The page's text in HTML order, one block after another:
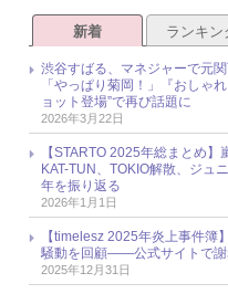
新着 ランキン
渋谷すばる、マネジャーで元
「やっぱり菊岡！」『おしゃ
ョット登場”で再び話題に
2026年3月22日
【STARTO 2025年総まとめ】
KAT-TUN、TOKIO解散、ジ
年を振り返る
2026年1月1日
【timelesz 2025年炎上事件簿
騒動を回顧――公式サイトで謝
2025年12月31日